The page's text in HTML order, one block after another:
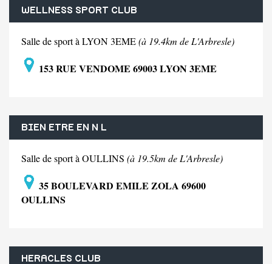
WELLNESS SPORT CLUB
Salle de sport à LYON 3EME(à 19.4km de L'Arbresle)
153 RUE VENDOME 69003 LYON 3EME
BIEN ETRE EN N L
Salle de sport à OULLINS (à 19.5km de L'Arbresle)
35 BOULEVARD EMILE ZOLA 69600
OULLINS
HERACLES CLUB